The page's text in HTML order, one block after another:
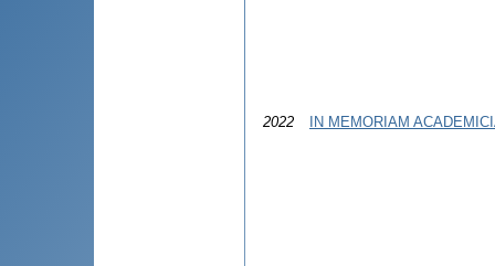
2022 IN MEMORIAM